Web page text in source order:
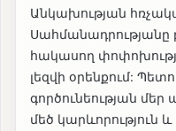
Անկախության
հակասող
լեզվի օրենքում:
գործունեության մեր
մեծ կարևորություն